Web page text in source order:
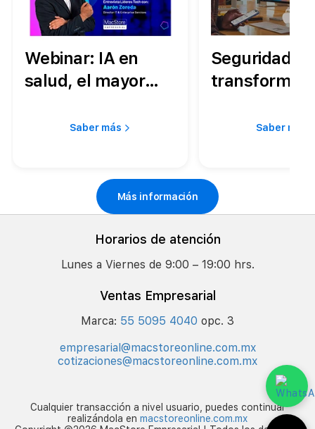
Webinar: IA en
salud, el mayor
algoritmo, sino la
Saber más
Seguridad
transforma
estabilidad,
Saber más
Más información
Horarios de atención
Lunes a Viernes de 9:00 – 19:00 hrs.
Ventas Empresarial
Marca: 55 5095 4040 opc. 3
empresarial@macstoreonline.com.mx
cotizaciones@macstoreonline.com.mx
Cualquier transacción a nivel usuario, puedes continuar
realizándola en macstoreonline.com.mx